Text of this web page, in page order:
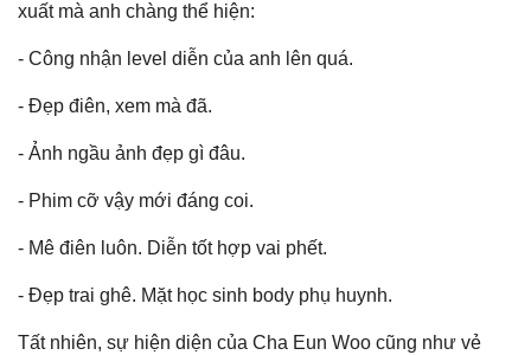
xuất mà anh chàng thể hiện:
- Công nhận level diễn của anh lên quá.
- Đẹp điên, xem mà đã.
- Ảnh ngầu ảnh đẹp gì đâu.
- Phim cỡ vậy mới đáng coi.
- Mê điên luôn. Diễn tốt hợp vai phết.
- Đẹp trai ghê. Mặt học sinh body phụ huynh.
Tất nhiên, sự hiện diện của Cha Eun Woo cũng như vẻ